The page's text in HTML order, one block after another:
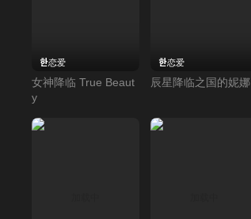
恋爱
女神降临 True Beaut
y
恋爱
辰星降临之国的妮娜